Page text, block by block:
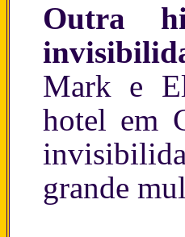
Outra
Mark e
hotel em
grande